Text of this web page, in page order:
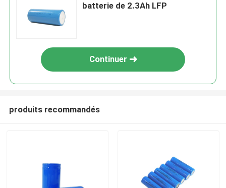
batterie de 2.3Ah LFP
Continuer
produits recommandés